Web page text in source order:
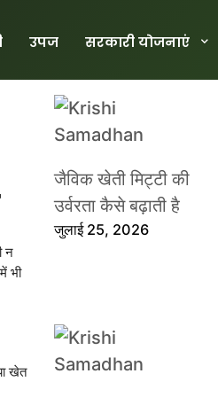
उपज सरकारी योजनाएं
न
भी
खेत
जैविक खेती मिट्टी की
उर्वरता कैसे बढ़ाती है
जुलाई 25, 2026